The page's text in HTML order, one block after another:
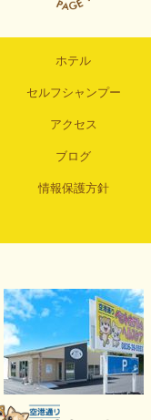
ホテル
セルフシャンプー
アクセス
ブログ
情報保護方針